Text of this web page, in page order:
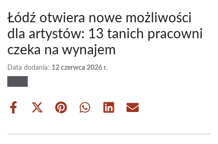
Łódź otwiera nowe możliwości
dla artystów: 13 tanich pracowni
czeka na wynajem
Data dodania: 12 czerwca 2026 r.
Share
Share
(Twitter)
Share Share Share Share